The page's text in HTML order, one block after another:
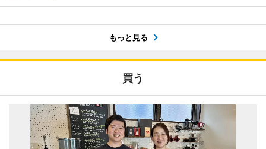
もっと見る
買う